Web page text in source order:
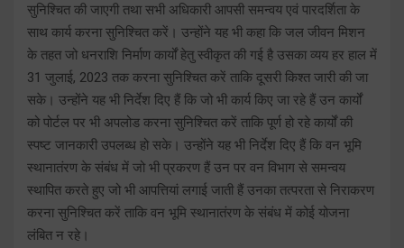
सुनिश्चित की जाएगी तथा सभी अधिकारी आपसी समन्वय एवं पारदर्शिता के
साथ कार्य करना सुनिश्चित करें। उन्होंने यह भी कहा कि जल जीवन मिशन
के तहत जो धनराशि निर्माण कार्यों हेतु स्वीकृत की गई है उसका व्यय हर हाल में
31 जुलाई, 2023 तक करना सुनिश्चित करें ताकि दूसरी किश्त जारी की जा
सके। उन्होंने यह भी निर्देश दिए हैं कि जो भी कार्य किए जा रहे हैं उन कार्यों
को पोर्टल पर भी अपलोड करना सुनिश्चित करें ताकि पूर्ण हो रहे कार्यों की
स्पष्ट जानकारी उपलब्ध हो सके। उन्होंने यह भी निर्देश दिए हैं कि वन भूमि
स्थानातंरण के संबंध में जो भी प्रकरण हैं उन पर वन विभाग से समन्वय
स्थापित करते हुए जो भी आपत्तियां लगाई जाती हैं उनका तत्परता से निराकरण
करना सुनिश्चित करें ताकि वन भूमि स्थानातंरण के संबंध में कोई योजना
लंबित न रहे।